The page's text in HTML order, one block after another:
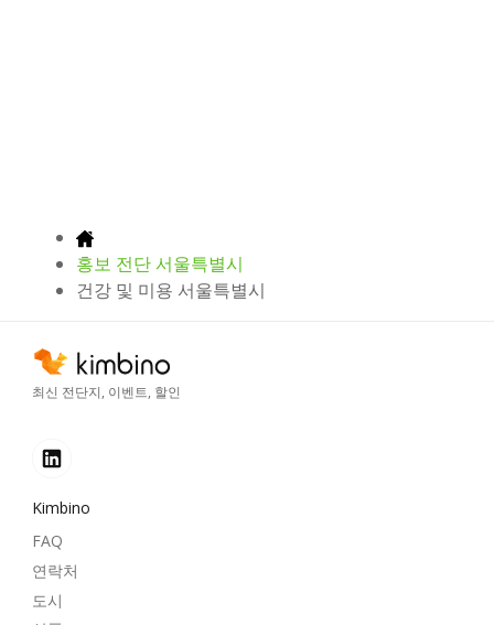
홍보 전단 서울특별시
건강 및 미용 서울특별시
최신 전단지, 이벤트, 할인
Kimbino
FAQ
연락처
도시